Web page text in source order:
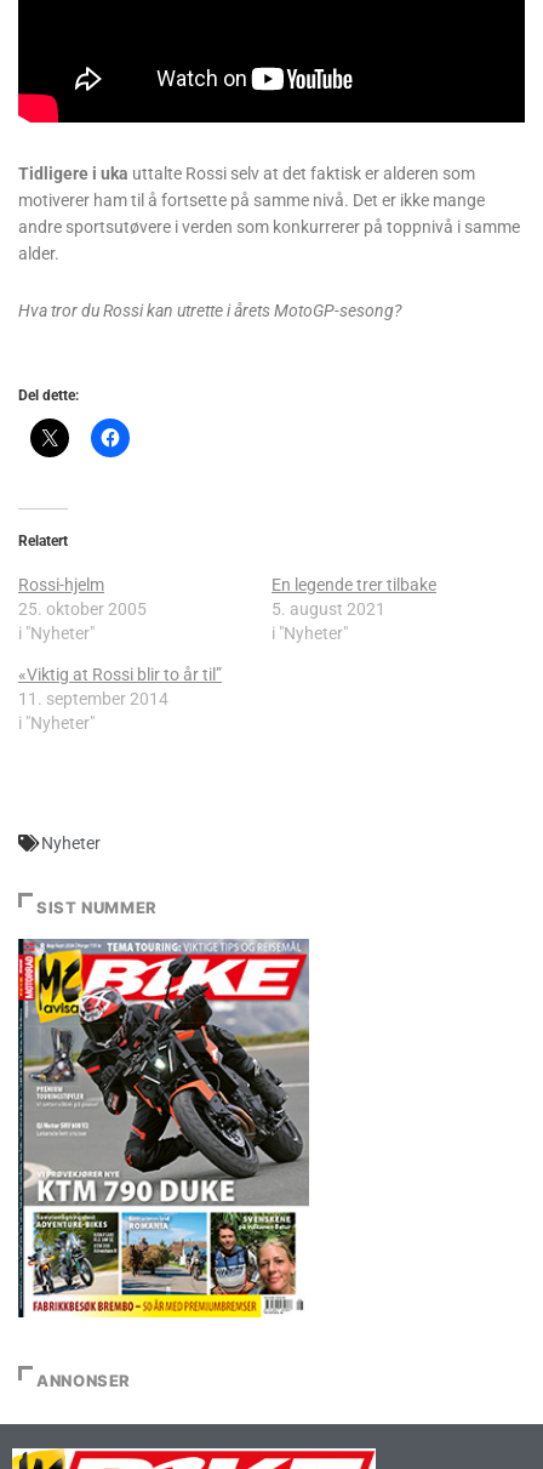
Tidligere i uka uttalte Rossi selv at det faktisk er alderen som
motiverer ham til å fortsette på samme nivå. Det er ikke mange
andre sportsutøvere i verden som konkurrerer på toppnivå i samme
alder.
Hva tror du Rossi kan utrette i årets MotoGP-sesong?
Del dette:
Relatert
Rossi-hjelm
25. oktober 2005
i "Nyheter"
En legende trer tilbake
5. august 2021
i "Nyheter"
«Viktig at Rossi blir to år til”
11. september 2014
i "Nyheter"
Nyheter
SIST NUMMER
ANNONSER